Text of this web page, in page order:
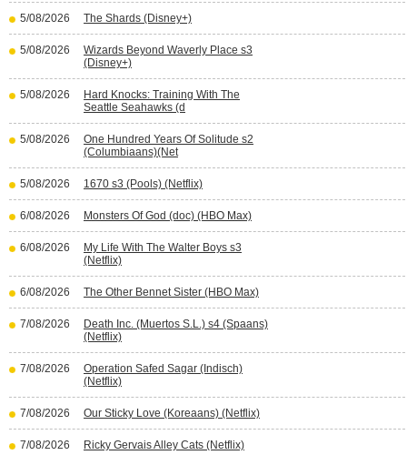
5/08/2026 The Shards (Disney+)
5/08/2026
Wizards Beyond Waverly Place s3
(Disney+)
5/08/2026
Hard Knocks: Training With The
Seattle Seahawks (d
5/08/2026
One Hundred Years Of Solitude s2
(Columbiaans)(Net
5/08/2026 1670 s3 (Pools) (Netflix)
6/08/2026 Monsters Of God (doc) (HBO Max)
6/08/2026
My Life With The Walter Boys s3
(Netflix)
6/08/2026 The Other Bennet Sister (HBO Max)
7/08/2026
Death Inc. (Muertos S.L.) s4 (Spaans)
(Netflix)
7/08/2026
Operation Safed Sagar (Indisch)
(Netflix)
7/08/2026 Our Sticky Love (Koreaans) (Netflix)
7/08/2026 Ricky Gervais Alley Cats (Netflix)